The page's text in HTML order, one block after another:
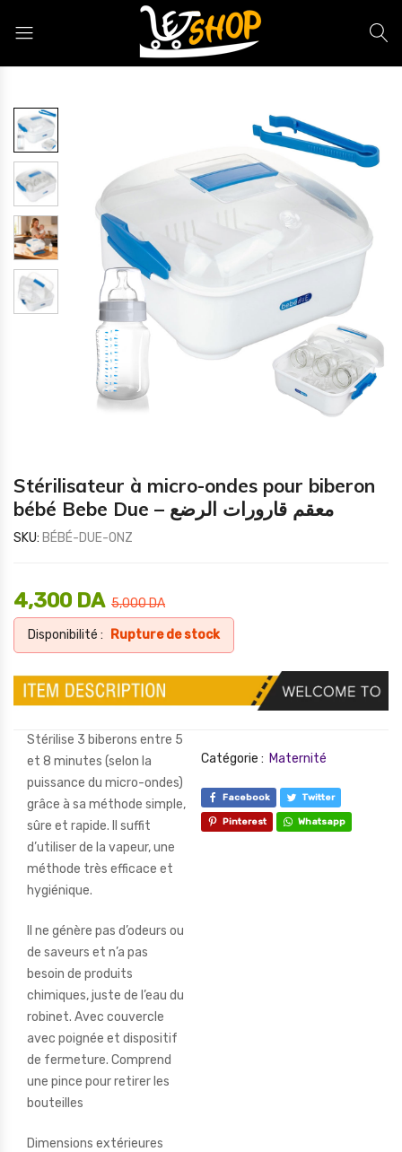
Stérilisateur à micro-ondes pour biberon
bébé Bebe Due – معقم قارورات الرضع
SKU: BÉBÉ-DUE-ONZ
5,000DA
4,300 DA
Disponibilité : Rupture de stock
Stérilise 3 biberons entre 5
et 8 minutes (selon la
puissance du micro-ondes)
grâce à sa méthode simple,
sûre et rapide. Il suffit
d’utiliser de la vapeur, une
méthode très efficace et
hygiénique.
Il ne génère pas d’odeurs ou
de saveurs et n’a pas
besoin de produits
chimiques, juste de l’eau du
robinet. Avec couvercle
avec poignée et dispositif
de fermeture. Comprend
une pince pour retirer les
bouteilles
Dimensions extérieures
Catégorie : Maternité
Facebook Twitter
Pinterest Whatsapp